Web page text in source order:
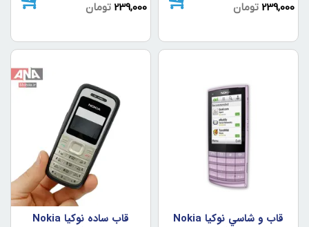
239,000 تومان 239,000 تومان
قاب و شاسي نوکيا Nokia
قاب ساده نوکيا Nokia